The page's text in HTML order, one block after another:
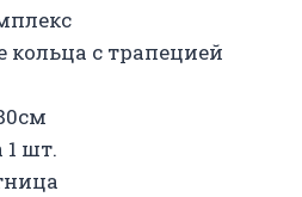
кольца с трапецией
1 шт.